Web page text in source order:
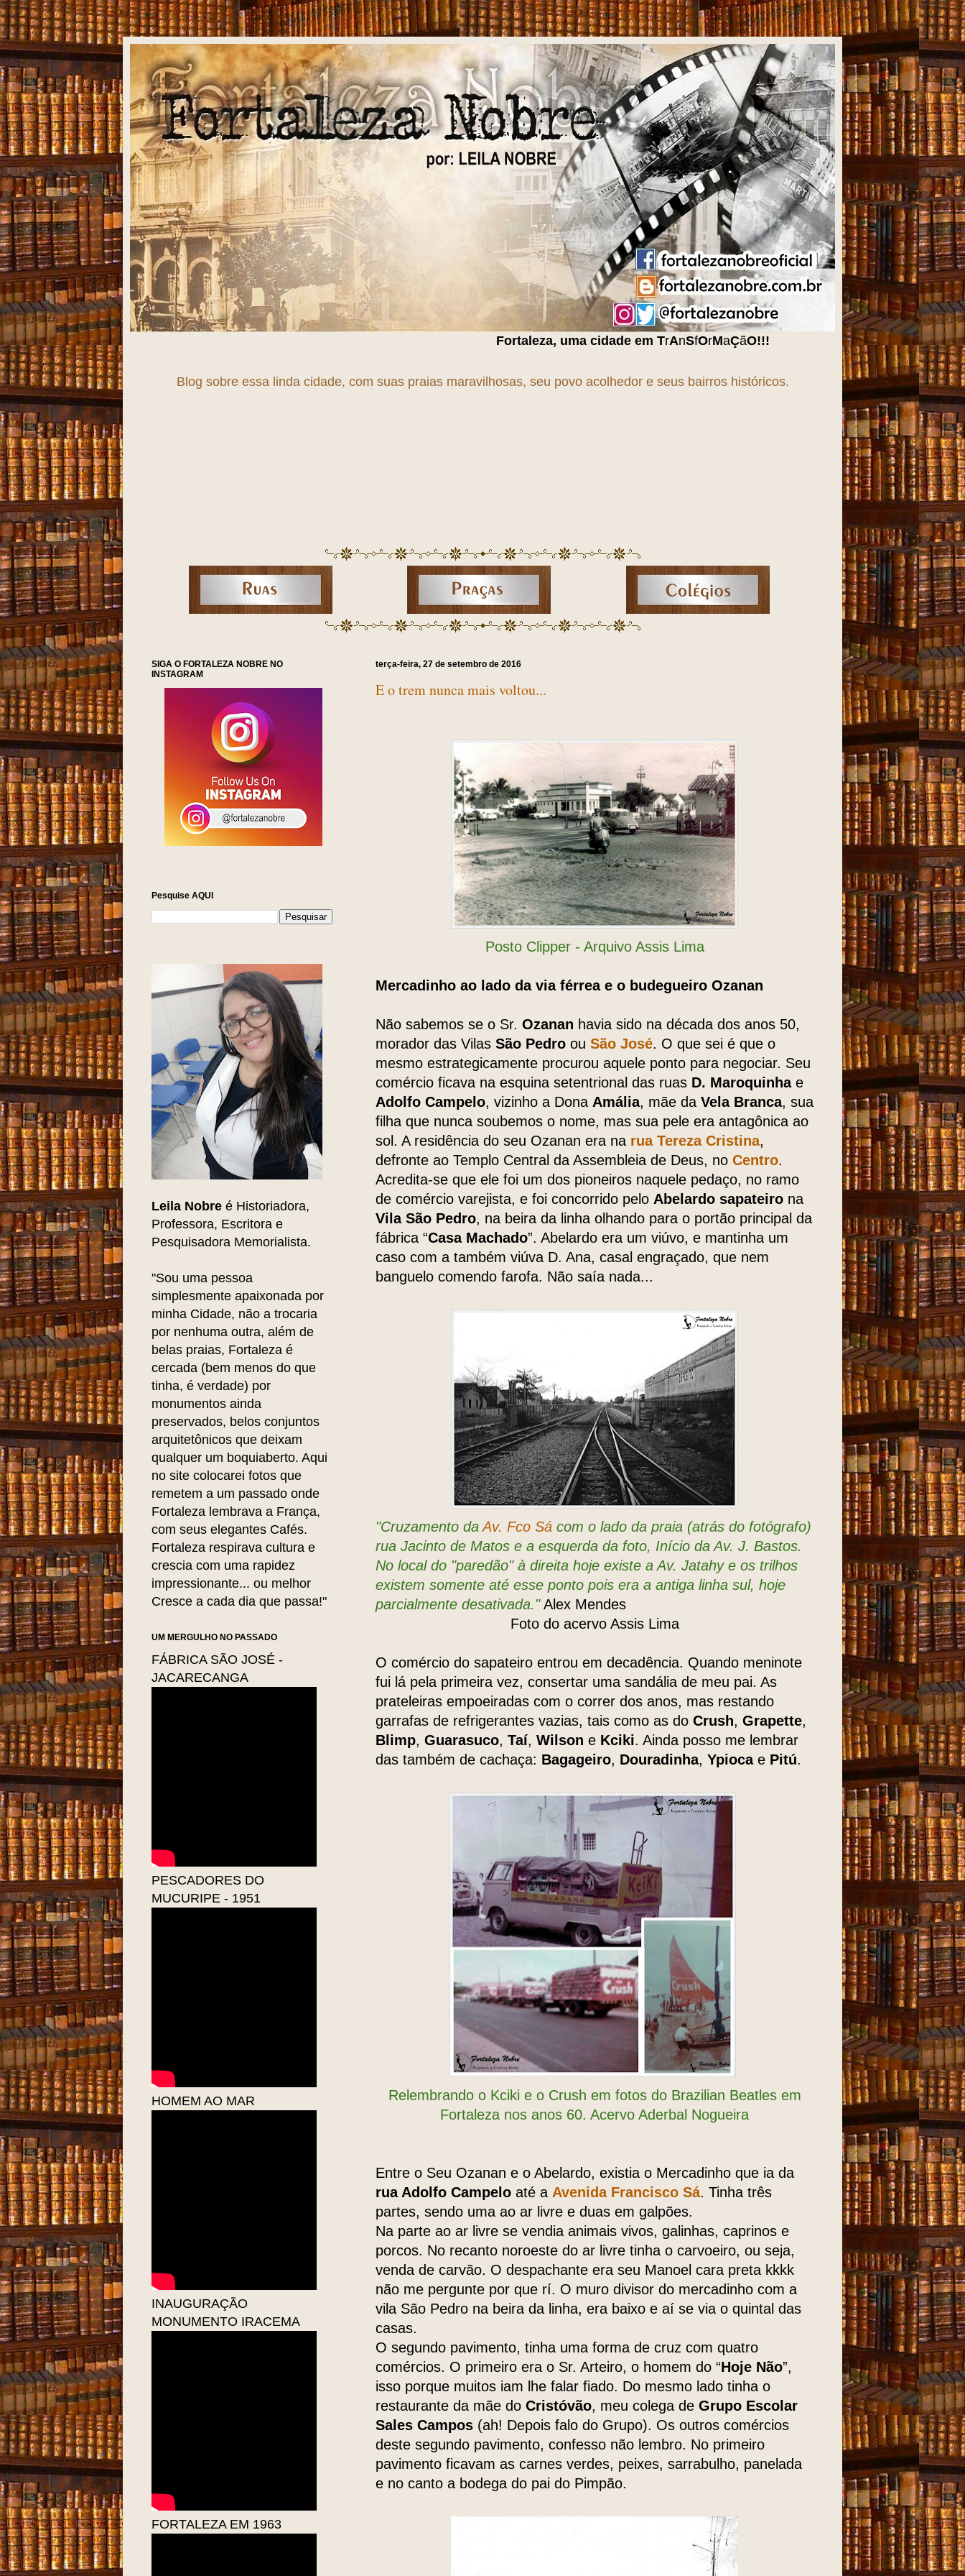
Fortaleza, uma cidade emT rAnS fOrMaÇ ãO!!!
Blog sobre essa linda cidade, com suas praias maravilhosas, seu povo acolhedor e seus bairros históricos.
terça-feira, 27 de setembro de 2016
E o trem nunca mais voltou...
Posto Clipper - Arquivo Assis Lima
Mercadinho ao lado da via férrea e o budegueiro Ozanan
Não sabemos se o Sr. Ozanan havia sido na década dos anos 50,
morador das Vilas São Pedro ou São José. O que sei é que o
mesmo estrategicamente procurou aquele ponto para negociar. Seu
comércio ficava na esquina setentrional das ruas D. Maroquinhae
Adolfo Campelo, vizinho a Dona Amália, mãe da Vela Branca, sua
filha que nunca soubemos o nome, mas sua pele era antagônica ao
sol. A residência do seu Ozanan era na rua Tereza Cristina,
defronte ao Templo Central da Assembleia de Deus, no Centro.
Acredita-se que ele foi um dos pioneiros naquele pedaço, no ramo
de comércio varejista, e foi concorrido pelo Abelardo sapateiro na
Vila São Pedro, na beira da linha olhando para o portão principal da
fábrica “Casa Machado”. Abelardo era um viúvo, e mantinha um
caso com a também viúva D. Ana, casal engraçado, que nem
banguelo comendo farofa. Não saía nada...
"Cruzamento daAv. Fco Sá com o lado da praia (atrás do fotógrafo)
rua Jacinto de Matos e a esquerda da foto, Início da Av. J. Bastos.
No local do "paredão" à direita hoje existe a Av. Jatahy e os trilhos
existem somente até esse ponto pois era a antiga linha sul, hoje
parcialmente desativada."Alex Mendes
Foto do acervo Assis Lima
O comércio do sapateiro entrou em decadência. Quando meninote
fui lá pela primeira vez, consertar uma sandália de meu pai. As
prateleiras empoeiradas com o correr dos anos, mas restando
garrafas de refrigerantes vazias, tais como as do Crush, Grapette,
Blimp, Guarasuco, Taí, Wilson e Kciki. Ainda posso me lembrar
das também de cachaça: Bagageiro, Douradinha, Ypiocae Pitú.
Relembrando o Kciki e o Crush em fotos do Brazilian Beatles em
Fortaleza nos anos 60. Acervo Aderbal Nogueira
Entre o Seu Ozanan e o Abelardo, existia o Mercadinho que ia da
rua Adolfo Campelo até a Avenida Francisco Sá. Tinha três
partes, sendo uma ao ar livre e duas em galpões.
Na parte ao ar livre se vendia animais vivos, galinhas, caprinos e
porcos. No recanto noroeste do ar livre tinha o carvoeiro, ou seja,
venda de carvão. O despachante era seu Manoel cara preta kkkk
não me pergunte por que rí. O muro divisor do mercadinho com a
vila São Pedro na beira da linha, era baixo e aí se via o quintal das
casas.
O segundo pavimento, tinha uma forma de cruz com quatro
comércios. O primeiro era o Sr. Arteiro, o homem do “Hoje Não”,
isso porque muitos iam lhe falar fiado. Do mesmo lado tinha o
restaurante da mãe do Cristóvão, meu colega de Grupo Escolar
Sales Campos (ah! Depois falo do Grupo). Os outros comércios
deste segundo pavimento, confesso não lembro. No primeiro
pavimento ficavam as carnes verdes, peixes, sarrabulho, panelada
e no canto a bodega do pai do Pimpão.
SIGA O FORTALEZA NOBRE NO
INSTAGRAM
Pesquise AQUI
Leila Nobre é Historiadora,
Professora, Escritora e
Pesquisadora Memorialista.
"Sou uma pessoa
simplesmente apaixonada por
minha Cidade, não a trocaria
por nenhuma outra, além de
belas praias, Fortaleza é
cercada (bem menos do que
tinha, é verdade) por
monumentos ainda
preservados, belos conjuntos
arquitetônicos que deixam
qualquer um boquiaberto. Aqui
no site colocarei fotos que
remetem a um passado onde
Fortaleza lembrava a França,
com seus elegantes Cafés.
Fortaleza respirava cultura e
crescia com uma rapidez
impressionante... ou melhor
Cresce a cada dia que passa!"
UM MERGULHO NO PASSADO
FÁBRICA SÃO JOSÉ -
JACARECANGA
PESCADORES DO
MUCURIPE - 1951
HOMEM AO MAR
INAUGURAÇÃO
MONUMENTO IRACEMA
FORTALEZA EM 1963